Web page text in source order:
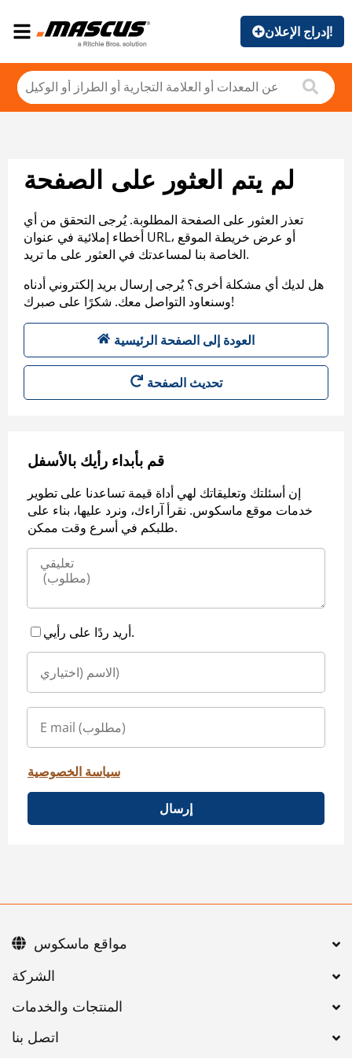
إدراج الإعلان!
لم يتم العثور على الصفحة
تعذر العثور على الصفحة المطلوبة. يُرجى التحقق من أي
أخطاء إملائية في عنوان URL، أو عرض خريطة الموقع
الخاصة بنا لمساعدتك في العثور على ما تريد.
هل لديك أي مشكلة أخرى؟ يُرجى إرسال بريد إلكتروني أدناه
وسنعاود التواصل معك. شكرًا على صبرك!
العودة إلى الصفحة الرئيسية
تحديث الصفحة
قم بأبداء رأيك بالأسفل
إن أسئلتك وتعليقاتك لهي أداة قيمة تساعدنا على تطوير
خدمات موقع ماسكوس. نقرأ آراءك، ونرد عليها، بناء على
طلبكم في أسرع وقت ممكن.
أريد ردًا على رأيي.
سياسة الخصوصية
إرسال
اتصل بنا
مواقع ماسكوس